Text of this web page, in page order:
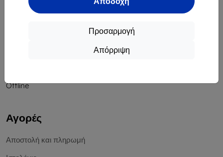
Προσαρμογή
Απόρριψη
info@top4mobile.eu
Offline
Αγορές
Αποστολή και πληρωμή